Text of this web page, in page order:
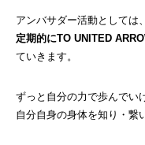
アンバサダー活動としては、
定期的にTO UNITED
ていきます。
ずっと自分の力で歩んでい
自分自身の身体を知り・繋